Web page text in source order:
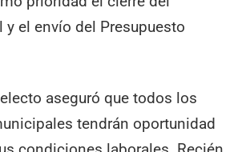
y el envío del Presupuesto
aseguró que todos los
tendrán oportunidad